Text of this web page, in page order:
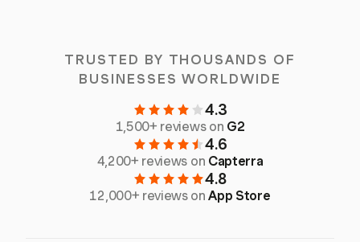
TRUSTED BY THOUSANDS OF
BUSINESSES WORLDWIDE
4.3
1,500+ reviews on G2
4.6
4,200+ reviews on Capterra
4.8
12,000+ reviews onApp Store